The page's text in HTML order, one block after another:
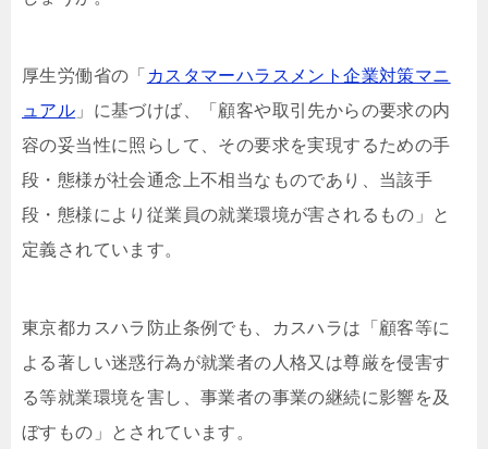
厚生労働省の「 カスタマーハラスメント企業対策マニ
ュアル 」に基づけば、「顧客や取引先からの要求の内
容の妥当性に照らして、その要求を実現するための手
段・態様が社会通念上不相当なものであり、当該手
段・態様により従業員の就業環境が害されるもの」と
定義されています。
東京都カスハラ防止条例でも、カスハラは「顧客等に
よる著しい迷惑行為が就業者の人格又は尊厳を侵害す
る等就業環境を害し、事業者の事業の継続に影響を及
ぼすもの」とされています。